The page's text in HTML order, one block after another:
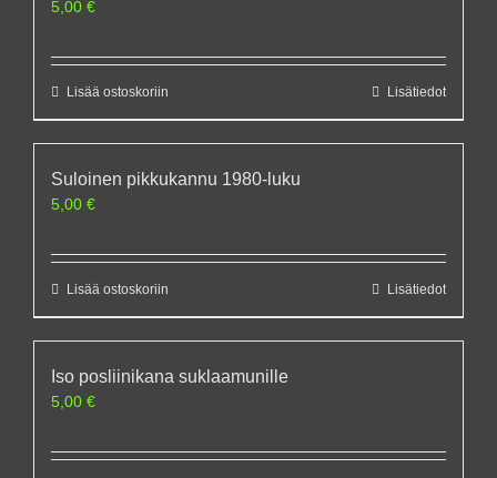
5,00 €
Lisää ostoskoriin Lisätiedot
Suloinen pikkukannu 1980-luku
5,00 €
Lisää ostoskoriin Lisätiedot
Iso posliinikana suklaamunille
5,00 €